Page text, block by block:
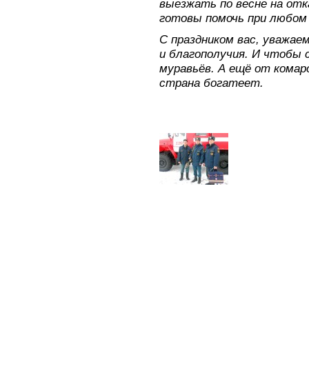
выезжать по весне на
готовы помочь при
С праздником вас,
и благополучия. И чтобы
муравьёв. А ещё от
страна богатеет.